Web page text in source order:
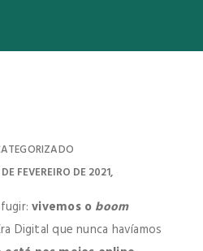
FEVEREIRO DE 2021
fugir:vivemos o boom
Digital que nunca havíamos